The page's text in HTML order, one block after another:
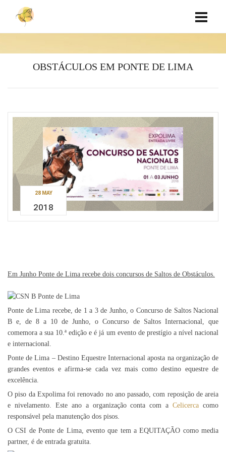
OBSTÁCULOS EM PONTE DE LIMA
28 MAY
2018
Em Junho Ponte de Lima recebe dois concursos de Saltos de Obstáculos.
Ponte de Lima recebe, de 1 a 3 de Junho, o Concurso de Saltos Nacional
B e, de 8 a 10 de Junho, o Concurso de Saltos Internacional, que
comemora a sua 10.ª edição e é já um evento de prestígio a nível nacional
e internacional.
Ponte de Lima – Destino Equestre Internacional aposta na organização de
grandes eventos e afirma-se cada vez mais como destino equestre de
excelência.
O piso da Expolima foi renovado no ano passado, com reposição de areia
e nivelamento. Este ano a organização conta com aCelicerca como
responsável pela manutenção dos pisos.
O CSI de Ponte de Lima, evento que tem a EQUITAÇÃO como media
partner, é de entrada gratuita.